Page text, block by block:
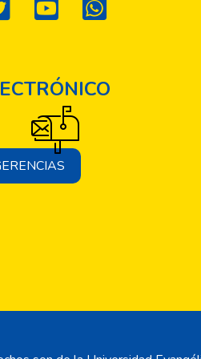
de formar ciudadanos cultos y con